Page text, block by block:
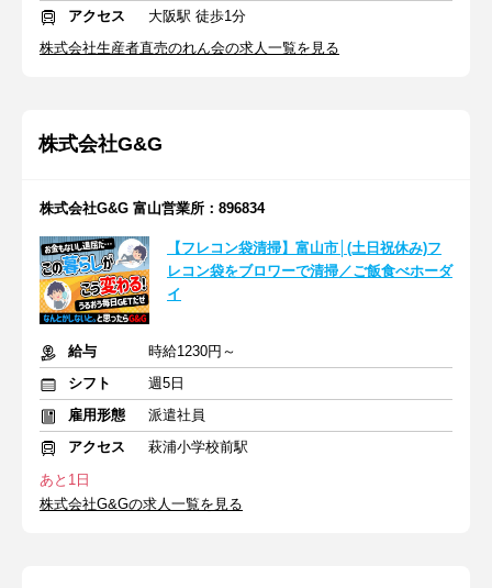
アクセス
大阪駅 徒歩1分
株式会社生産者直売のれん会の求人一覧を見る
株式会社G&G
株式会社G&G 富山営業所：896834
【フレコン袋清掃】富山市│(土日祝休み)フ
レコン袋をブロワーで清掃／ご飯食べホーダ
イ
給与
時給1230円～
シフト
週5日
雇用形態
派遣社員
アクセス
萩浦小学校前駅
あと1日
株式会社G&Gの求人一覧を見る